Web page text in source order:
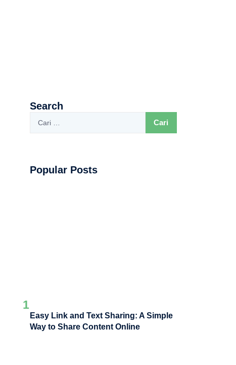
Search
Popular Posts
1
Easy Link and Text Sharing: A Simple
Way to Share Content Online